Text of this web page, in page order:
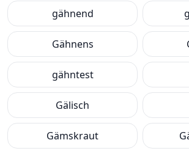
gähnend
Gähnens
gähntest
Gälisch
Gämskraut